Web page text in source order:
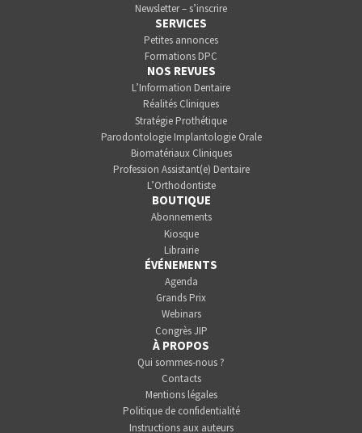
Newsletter – s’inscrire
SERVICES
Petites annonces
Formations DPC
NOS REVUES
L’Information Dentaire
Réalités Cliniques
Stratégie Prothétique
Parodontologie Implantologie Orale
Biomatériaux Cliniques
Profession Assistant(e) Dentaire
L’Orthodontiste
BOUTIQUE
Abonnements
Kiosque
Librairie
ÉVÉNEMENTS
Agenda
Grands Prix
Webinars
Congrès JIP
À PROPOS
Qui sommes-nous ?
Contacts
Mentions légales
Politique de confidentialité
Instructions aux auteurs